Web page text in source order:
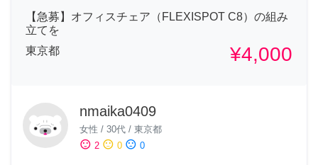
【急募】オフィスチェア（FLEXISPOT C8）の組み
立てを
東京都
¥4,000
nmaika0409
女性 / 30代 / 東京都
sentiment_satisfied 2 sentiment_neutral 0 sentiment_dissatisfied 0